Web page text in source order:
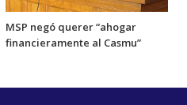
MSP negó querer “ahogar
financieramente al Casmu”